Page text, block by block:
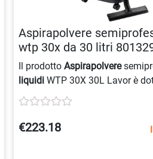
Aspirapolvere
wtp 30x da 30 litri
Il prodottoAspirapolvere
liquidi WTP 30X 30L Lavor è
lavabile e motore silenziato con
isolamento elettrico, sistema
raffreddamento by-pass e fusto
€223.18